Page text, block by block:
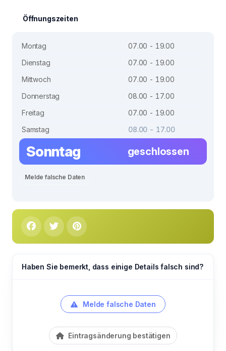
Öffnungszeiten
Montag
07.00 - 19.00
Dienstag
07.00 - 19.00
Mittwoch
07.00 - 19.00
Donnerstag
08.00 - 17.00
Freitag
07.00 - 19.00
Samstag
08.00 - 17.00
Sonntag geschlossen
Melde falsche Daten
Haben Sie bemerkt, dass einige Details falsch sind?
Melde falsche Daten
Eintragsänderung bestätigen